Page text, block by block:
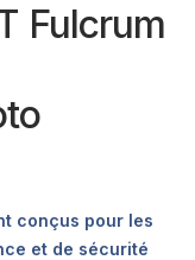
Fulcrum
conçus pour les
et de sécurité